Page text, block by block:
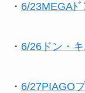
・ 6/23MEGAﾄ
・ 6/26ドン・
・ 6/27PIAGO